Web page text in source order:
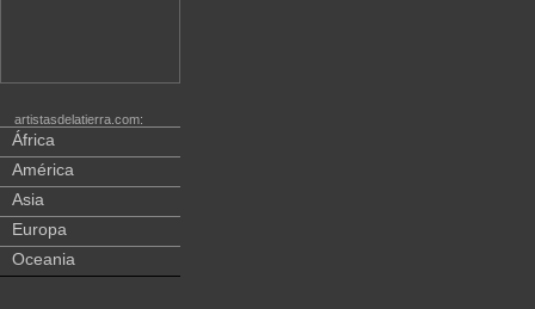
artistasdelatierra.com:
África
América
Asia
Europa
Oceania